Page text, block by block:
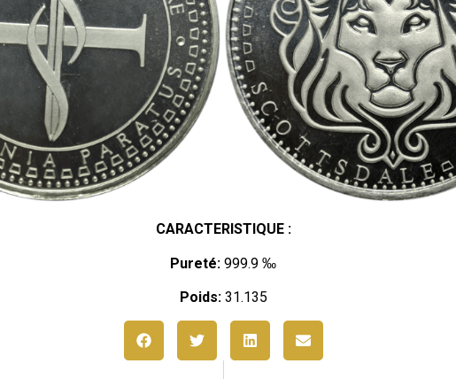
CARACTERISTIQUE :
Pureté: 999.9 ‰
Poids:31.135